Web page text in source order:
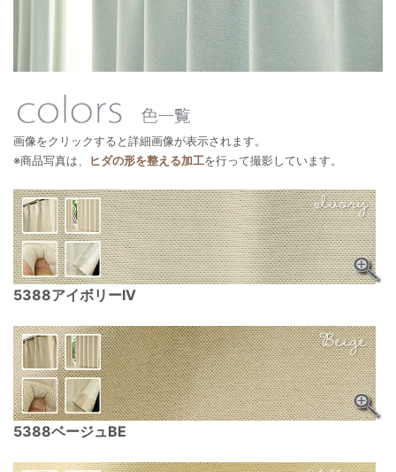
画像をクリックすると詳細画像が表示されます。
※商品写真は、
ヒダの形を整える加工を行って撮影しています。
5388アイボリーIV
5388ベージュBE